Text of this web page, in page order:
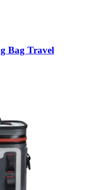
Bag Travel